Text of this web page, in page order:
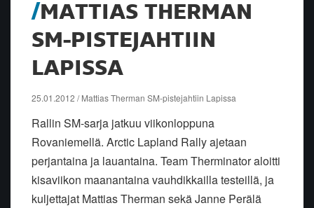
MATTIAS THERMAN
SM-PISTEJAHTIIN
LAPISSA
25.01.2012 / Mattias Therman SM-pistejahtiin Lapissa
Rallin SM-sarja jatkuu viikonloppuna
Rovaniemellä. Arctic Lapland Rally ajetaan
perjantaina ja lauantaina. Team Therminator aloitti
kisaviikon maanantaina vauhdikkailla testeillä, ja
kuljettajat Mattias Therman sekä Janne Perälä